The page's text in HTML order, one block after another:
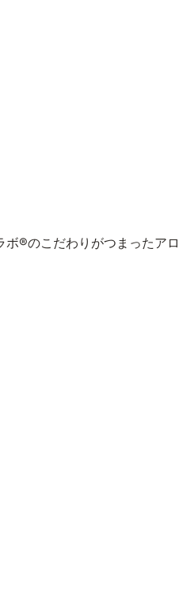
®のこだわりがつまったア